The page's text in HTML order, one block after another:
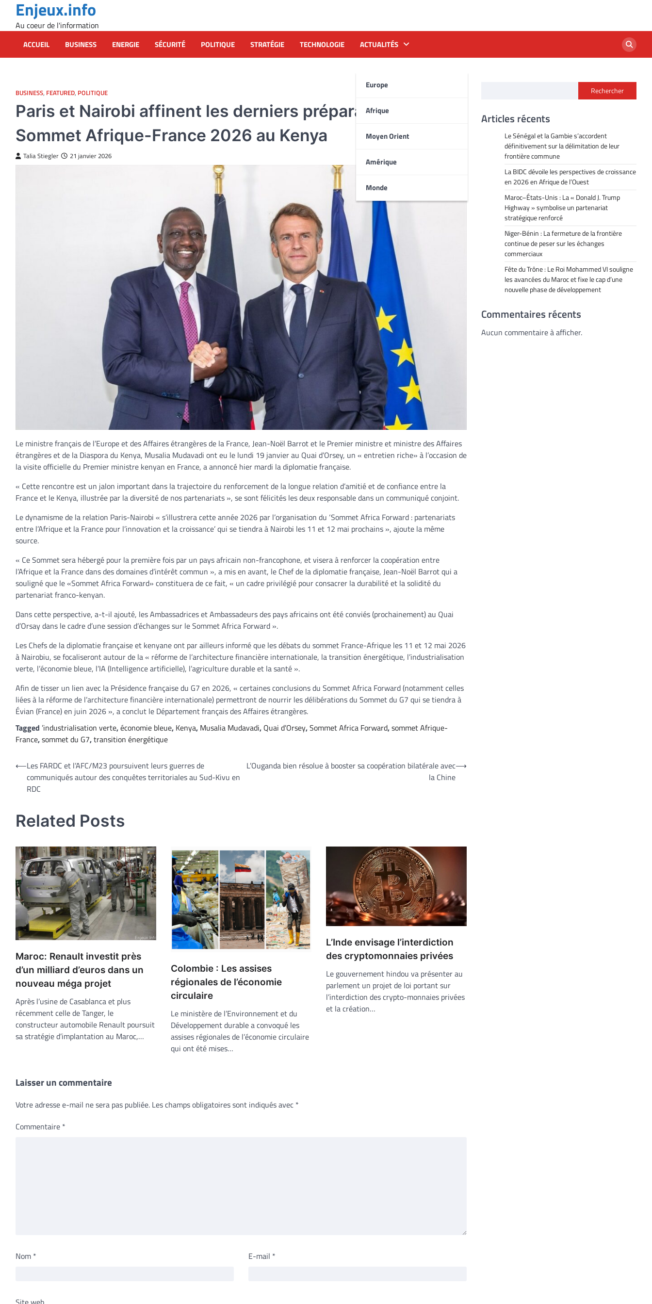
content
Enjeux.info
Au coeur de l'information
ACCUEIL BUSINESS ENERGIE SÉCURITÉ POLITIQUE STRATÉGIE TECHNOLOGIE ACTUALITÉS
Europe
Afrique
Moyen Orient
Amérique
Monde
BUSINESS, FEATURED, POLITIQUE
Paris et Nairobi affinent les derniers préparatifs du
Sommet Afrique-France 2026 au Kenya
Talia Stiegler 21 janvier 2026
Le ministre français de l’Europe et des Affaires étrangères de la France, Jean-Noël Barrot et le Premier ministre et ministre des Affaires
étrangères et de la Diaspora du Kenya, Musalia Mudavadi ont eu le lundi 19 janvier au Quai d’Orsey, un « entretien riche» à l’occasion de
la visite officielle du Premier ministre kenyan en France, a annoncé hier mardi la diplomatie française.
« Cette rencontre est un jalon important dans la trajectoire du renforcement de la longue relation d’amitié et de confiance entre la
France et le Kenya, illustrée par la diversité de nos partenariats », se sont félicités les deux responsable dans un communiqué conjoint.
Le dynamisme de la relation Paris-Nairobi « s’illustrera cette année 2026 par l’organisation du ‘Sommet Africa Forward : partenariats
entre l’Afrique et la France pour l’innovation et la croissance’ qui se tiendra à Nairobi les 11 et 12 mai prochains », ajoute la même
source.
« Ce Sommet sera hébergé pour la première fois par un pays africain non-francophone, et visera à renforcer la coopération entre
l’Afrique et la France dans des domaines d’intérêt commun », a mis en avant, le Chef de la diplomatie française, Jean-Noël Barrot qui a
souligné que le «Sommet Africa Forward» constituera de ce fait, « un cadre privilégié pour consacrer la durabilité et la solidité du
partenariat franco-kenyan.
Dans cette perspective, a-t-il ajouté, les Ambassadrices et Ambassadeurs des pays africains ont été conviés (prochainement) au Quai
d’Orsay dans le cadre d’une session d’échanges sur le Sommet Africa Forward ».
Les Chefs de la diplomatie française et kenyane ont par ailleurs informé que les débats du sommet France-Afrique les 11 et 12 mai 2026
à Nairobiu, se focaliseront autour de la « réforme de l’architecture financière internationale, la transition énergétique, l’industrialisation
verte, l’économie bleue, l’IA (Intelligence artificielle), l’agriculture durable et la santé ».
Afin de tisser un lien avec la Présidence française du G7 en 2026, « certaines conclusions du Sommet Africa Forward (notamment celles
liées à la réforme de l’architecture financière internationale) permettront de nourrir les délibérations du Sommet du G7 qui se tiendra à
Évian (France) en juin 2026 », a conclut le Département français des Affaires étrangères.
Tagged ’industrialisation verte,économie bleue, Kenya, Musalia Mudavadi, Quai d’Orsey,Sommet Africa Forward,sommet Afrique-
France,sommet du G7,transition énergétique
Navigation
l’article
⟵Les FARDC et l’AFC/M23 poursuivent leurs guerres de
communiqués autour des conquêtes territoriales au Sud-Kivu en
RDC
L’Ouganda bien résolue à booster sa coopération bilatérale avec
la Chine
⟶
Related Posts
Maroc: Renault investit près
d’un milliard d’euros dans un
nouveau méga projet
Après l’usine de Casablanca et plus
récemment celle de Tanger, le
constructeur automobile Renault poursuit
sa stratégie d’implantation au Maroc,…
Colombie : Les assises
régionales de l’économie
circulaire
Le ministère de l’Environnement et du
Développement durable a convoqué les
assises régionales de l’économie circulaire
qui ont été mises…
L’Inde envisage l’interdiction
des cryptomonnaies privées
Le gouvernement hindou va présenter au
parlement un projet de loi portant sur
l’interdiction des crypto-monnaies privées
et la création…
Laisser un commentaire
Votre adresse e-mail ne sera pas publiée. Les champs obligatoires sont indiqués avec *
Commentaire *
Nom * E-mail *
Rechercher
Articles récents
Le Sénégal et la Gambie s’accordent
définitivement sur la délimitation de leur
frontière commune
La BIDC dévoile les perspectives de croissance
en 2026 en Afrique de l’Ouest
Maroc–États-Unis : La « Donald J. Trump
Highway » symbolise un partenariat
stratégique renforcé
Niger-Bénin : La fermeture de la frontière
continue de peser sur les échanges
commerciaux
Fête du Trône : Le Roi Mohammed VI souligne
les avancées du Maroc et fixe le cap d’une
nouvelle phase de développement
Commentaires récents
Aucun commentaire à afficher.